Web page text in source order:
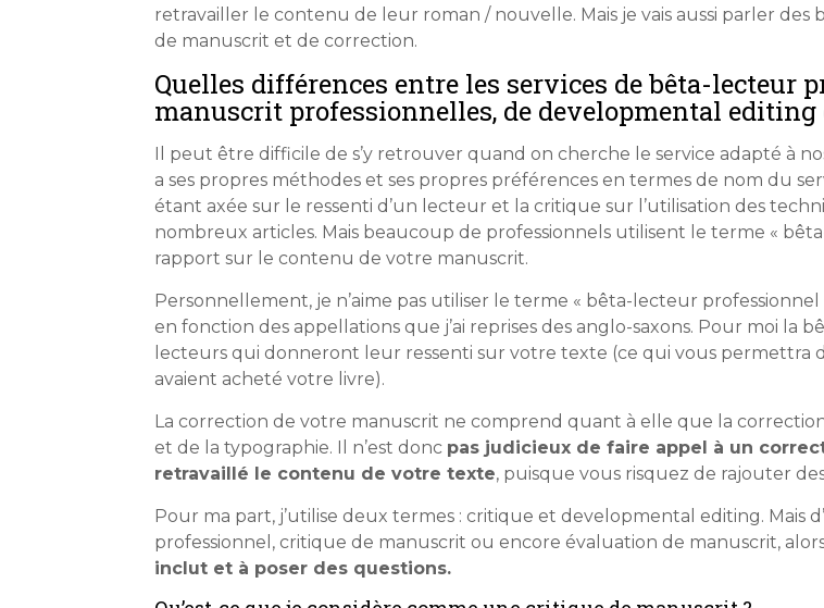
retravailler le contenu de leur roman / nouvelle. Mais je vais aussi parler
de manuscrit et de correction.
Quelles différences entre les services de bêta-lecteur
manuscrit professionnelles, de developmental editing
Il peut être difficile de s’y retrouver quand on cherche le service adapté à
a ses propres méthodes et ses propres préférences en termes de nom du
étant axée sur le ressenti d’un lecteur et la critique sur l’utilisation des
nombreux articles. Mais beaucoup de professionnels utilisent le terme «
rapport sur le contenu de votre manuscrit.
Personnellement, je n’aime pas utiliser le terme « bêta-lecteur
en fonction des appellations que j’ai reprises des anglo-saxons. Pour moi
lecteurs qui donneront leur ressenti sur votre texte (ce qui vous permettra
avaient acheté votre livre).
La correction de votre manuscrit ne comprend quant à elle que la
et de la typographie. Il n’est donc pas judicieux de faire appel à un
retravaillé le contenu de votre texte, puisque vous risquez de rajouter
Pour ma part, j’utilise deux termes : critique et developmental editing.
professionnel, critique de manuscrit ou encore évaluation de manuscrit, alors
inclut et à poser des questions.